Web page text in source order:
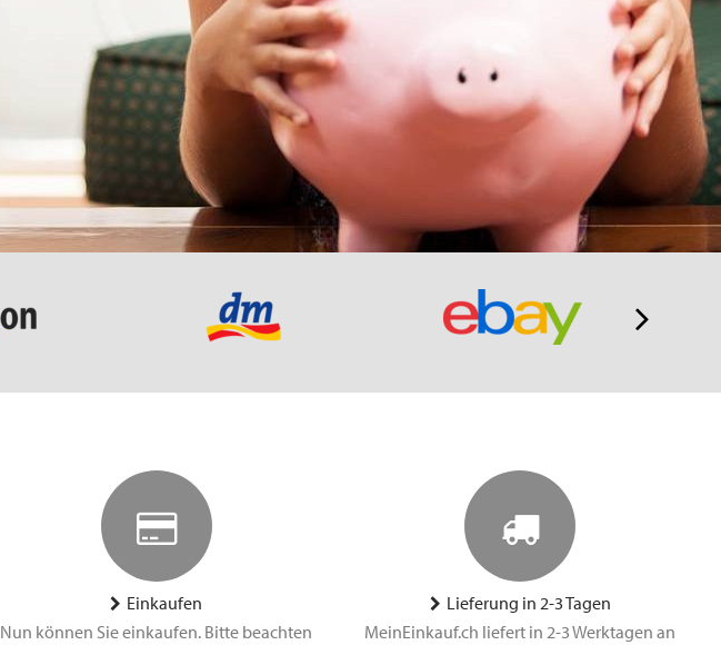
Einkaufen
Nun können Sie einkaufen. Bitte beachten
Lieferung in 2-3 Tagen
MeinEinkauf.ch liefert in 2-3 Werktagen an